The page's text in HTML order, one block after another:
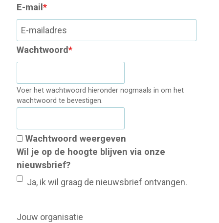
E-mail *
Wachtwoord*
Voer het wachtwoord hieronder nogmaals in om het
wachtwoord te bevestigen.
Wachtwoord weergeven
Wil je op de hoogte blijven via onze
nieuwsbrief?
Ja, ik wil graag de nieuwsbrief ontvangen.
Jouw organisatie